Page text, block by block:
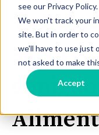
see our Privacy Policy.
We won't track your
site. But in order to
we'll have to use just
not asked to make
Accept
Tutto
sapere